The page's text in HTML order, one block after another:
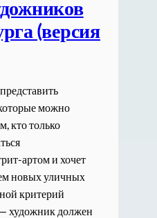
(версия
можно
кто только
артом и хочет
новых уличных
критерий
художник должен